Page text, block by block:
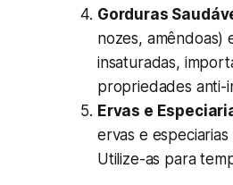
Gorduras
nozes, amêndoas)
insaturadas,
propriedades anti-
Ervas e
ervas e
Utilize-as para